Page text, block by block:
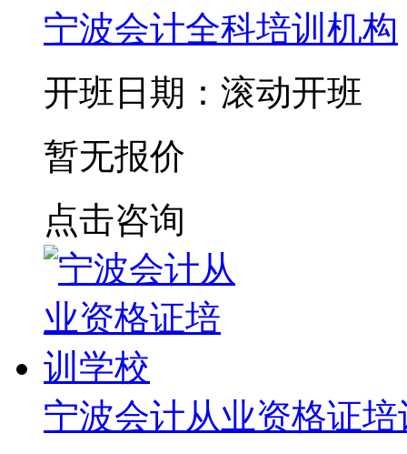
宁波会计全科培训机构
开班日期：滚动开班
暂无报价
点击咨询
宁波会计从业资格证